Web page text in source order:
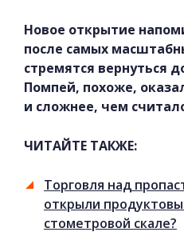
Новое открытие
после самых
стремятся вернуться
Помпей, похоже,
и сложнее, чем
ЧИТАЙТЕ ТАКЖЕ:
Торговля над
открыли
стометровой скале?